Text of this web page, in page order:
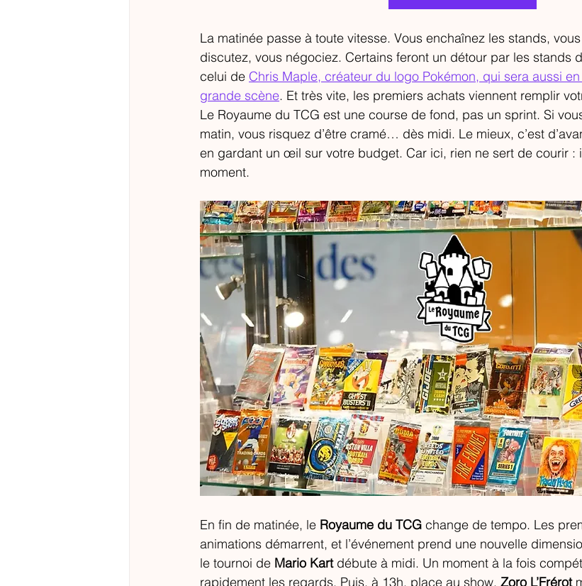
La matinée passe à toute vitesse. Vous enchaînez les stands,
discutez, vous négociez. Certains feront un détour par les stands
celui de Chris Maple, créateur du logo Pokémon, qui sera aussi
grande scène. Et très vite, les premiers achats viennent remplir
Le Royaume du TCG est une course de fond, pas un sprint. Si
matin, vous risquez d’être cramé… dès midi. Le mieux, c’est
en gardant un œil sur votre budget. Car ici, rien ne sert de courir :
moment.
En fin de matinée, le Royaume du TCG change de tempo. Les
animations démarrent, et l’événement prend une nouvelle
le tournoi de Mario Kart débute à midi. Un moment à la fois
rapidement les regards. Puis, à 13h, place au show. Zoro L’Frérot